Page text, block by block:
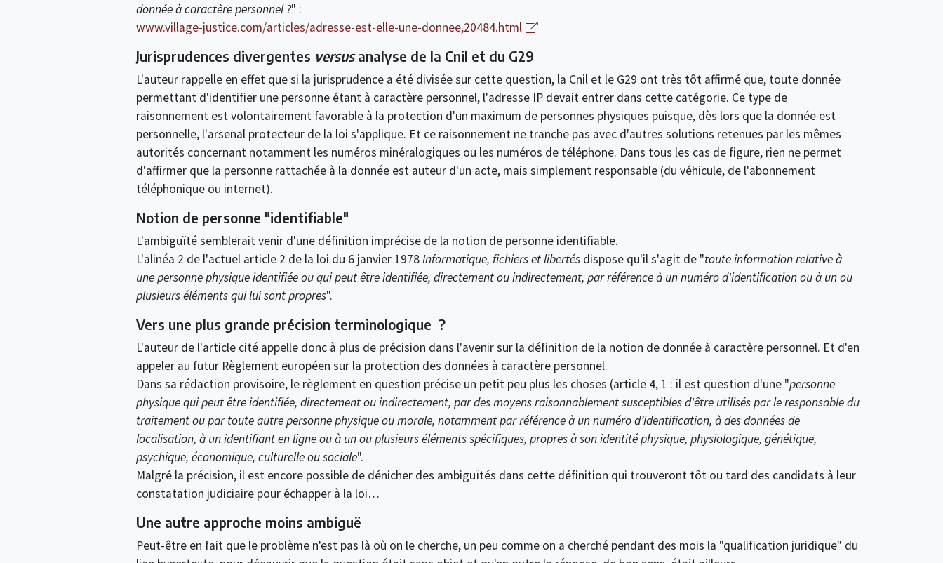
donnée à caractère personnel ?" :
www.village-justice.com/articles/adresse-est-elle-une-donnee,20484.html
Jurisprudences divergentes versusanalyse de la Cnil et du G29
L'auteur rappelle en effet que si la jurisprudence a été divisée sur cette question, la Cnil et le G29 ont très tôt affirmé que, toute donnée
permettant d'identifier une personne étant à caractère personnel, l'adresse IP devait entrer dans cette catégorie. Ce type de
raisonnement est volontairement favorable à la protection d'un maximum de personnes physiques puisque, dès lors que la donnée est
personnelle, l'arsenal protecteur de la loi s'applique. Et ce raisonnement ne tranche pas avec d'autres solutions retenues par les mêmes
autorités concernant notamment les numéros minéralogiques ou les numéros de téléphone. Dans tous les cas de figure, rien ne permet
d'affirmer que la personne rattachée à la donnée est auteur d'un acte, mais simplement responsable (du véhicule, de l'abonnement
téléphonique ou internet).
Notion de personne "identifiable"
L'ambiguïté semblerait venir d'une définition imprécise de la notion de personne identifiable.
L'alinéa 2 de l'actuel article 2 de la loi du 6 janvier 1978Informatique, fichiers et libertés dispose qu'il s'agit de "toute information relative à
une personne physique identifiée ou qui peut être identifiée, directement ou indirectement, par référence à un numéro d'identification ou à un ou
plusieurs éléments qui lui sont propres".
Vers une plus grande précision terminologique ?
L'auteur de l'article cité appelle donc à plus de précision dans l'avenir sur la définition de la notion de donnée à caractère personnel. Et d'en
appeler au futur Règlement européen sur la protection des données à caractère personnel.
Dans sa rédaction provisoire, le règlement en question précise un petit peu plus les choses (article 4, 1 : il est question d'une "personne
physique qui peut être identifiée, directement ou indirectement, par des moyens raisonnablement susceptibles d'être utilisés par le responsable du
traitement ou par toute autre personne physique ou morale, notamment par référence à un numéro d’identification, à des données de
localisation, à un identifiant en ligne ou à un ou plusieurs éléments spécifiques, propres à son identité physique, physiologique, génétique,
psychique, économique, culturelle ou sociale".
Malgré la précision, il est encore possible de dénicher des ambiguïtés dans cette définition qui trouveront tôt ou tard des candidats à leur
constatation judiciaire pour échapper à la loi…
Une autre approche moins ambiguë
Peut-être en fait que le problème n'est pas là où on le cherche, un peu comme on a cherché pendant des mois la "qualification juridique" du